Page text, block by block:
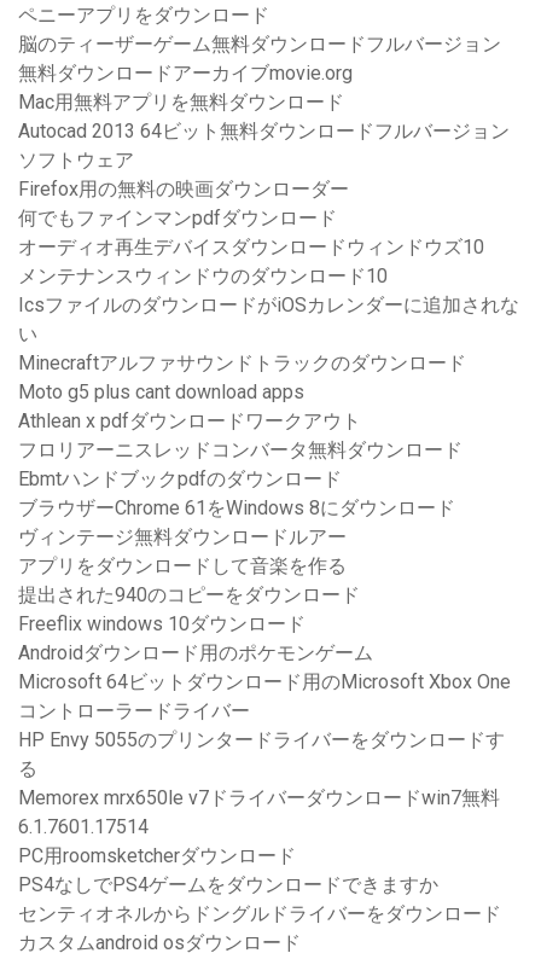
ペニーアプリをダウンロード
脳のティーザーゲーム無料ダウンロードフルバージョン
無料ダウンロードアーカイブmovie.org
Mac用無料アプリを無料ダウンロード
Autocad 2013 64ビット無料ダウンロードフルバージョン
ソフトウェア
Firefox用の無料の映画ダウンローダー
何でもファインマンpdfダウンロード
オーディオ再生デバイスダウンロードウィンドウズ10
メンテナンスウィンドウのダウンロード10
IcsファイルのダウンロードがiOSカレンダーに追加されな
い
Minecraftアルファサウンドトラックのダウンロード
Moto g5 plus cant download apps
Athlean x pdfダウンロードワークアウト
フロリアーニスレッドコンバータ無料ダウンロード
Ebmtハンドブックpdfのダウンロード
ブラウザーChrome 61をWindows 8にダウンロード
ヴィンテージ無料ダウンロードルアー
アプリをダウンロードして音楽を作る
提出された940のコピーをダウンロード
Freeflix windows 10ダウンロード
Androidダウンロード用のポケモンゲーム
Microsoft 64ビットダウンロード用のMicrosoft Xbox One
コントローラードライバー
HP Envy 5055のプリンタードライバーをダウンロードす
る
Memorex mrx650le v7ドライバーダウンロードwin7無料
6.1.7601.17514
PC用roomsketcherダウンロード
PS4なしでPS4ゲームをダウンロードできますか
センティオネルからドングルドライバーをダウンロード
カスタムandroid osダウンロード